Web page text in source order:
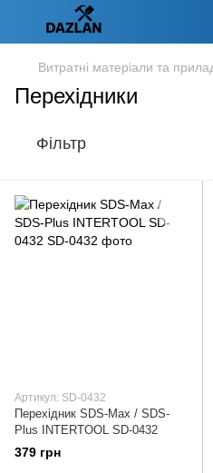
Витратні матеріали та
Перехідники
Фільтр
Артикул: SD-0432
Перехідник SDS-Max / SDS-
Plus INTERTOOL SD-0432
379 грн